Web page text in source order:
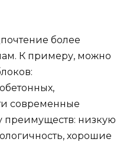
более
К примеру, можно
современные
преимуществ: низкую
хорошие